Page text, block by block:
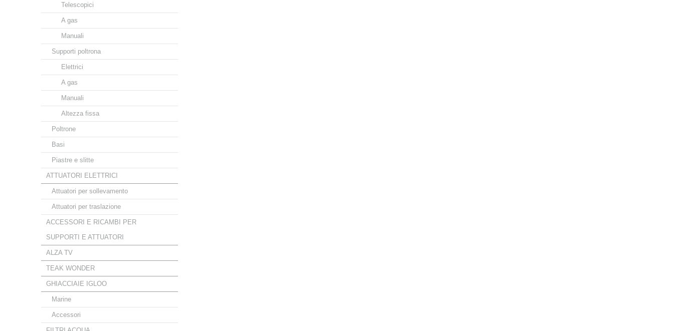
Telescopici
A gas
Manuali
Supporti poltrona
Elettrici
A gas
Manuali
Altezza fissa
Poltrone
Basi
Piastre e slitte
ATTUATORI ELETTRICI
Attuatori per sollevamento
Attuatori per traslazione
ACCESSORI E RICAMBI PER
SUPPORTI E ATTUATORI
ALZA TV
TEAK WONDER
GHIACCIAIE IGLOO
Marine
Accessori